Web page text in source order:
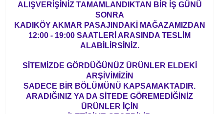
ALIŞVERİŞİNİZ TAMAMLANDIKTAN BİR İŞ GÜNÜ
SONRA
KADIKÖY AKMAR PASAJINDAKİ MAĞAZAMIZDAN
12:00 - 19:00 SAATLERİ ARASINDA TESLİM
ALABİLİRSİNİZ.
SİTEMİZDE GÖRDÜĞÜNÜZ ÜRÜNLER ELDEKİ
ARŞİVİMİZİN
SADECE BİR BÖLÜMÜNÜ KAPSAMAKTADIR.
ARADIĞINIZ YA DA SİTEDE GÖREMEDİĞİNİZ
ÜRÜNLER İÇİN